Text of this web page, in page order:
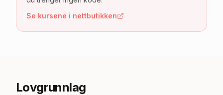
Se kursene i nettbutikken
Lovgrunnlag